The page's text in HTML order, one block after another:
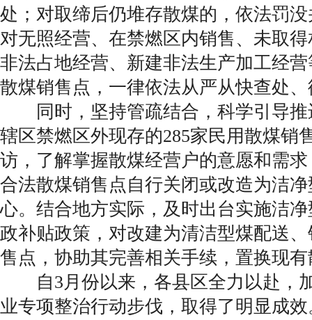
处；对取缔后仍堆存散煤的，依法罚
对无照经营、在禁燃区内销售、未取
非法占地经营、新建非法生产加工经
散煤销售点，一律依法从严从快查处
同时，坚持管疏结合，科学引导推
辖区禁燃区外现存的285家民用散煤销
访，了解掌握散煤经营户的意愿和需
合法散煤销售点自行关闭或改造为洁
心。结合地方实际，及时出台实施洁
政补贴政策，对改建为清洁型煤配送
售点，协助其完善相关手续，置换现
自3月份以来，各县区全力以赴，
业专项整治行动步伐，取得了明显成